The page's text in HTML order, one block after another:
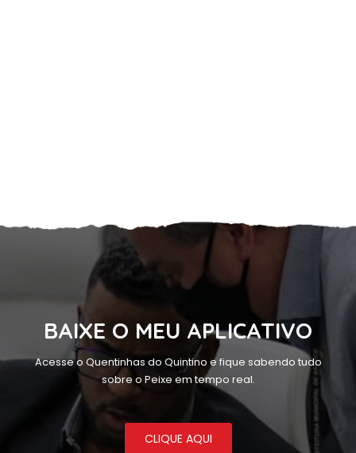
BAIXE O MEU APLICATIVO
Acesse o Quentinhas do Quintino e fique sabendo tudo
sobre o Peixe em tempo real.
CLIQUE AQUI